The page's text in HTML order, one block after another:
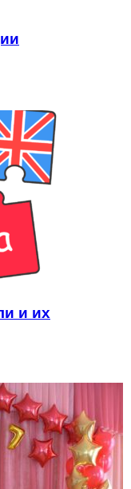
и их